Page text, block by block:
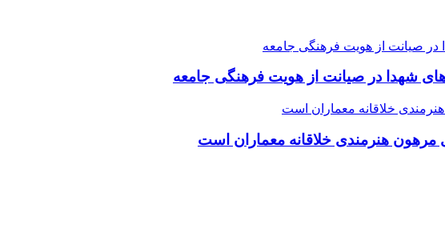
شهدا در صیانت از هویت فرهنگی جامعه
هنرمندی خلاقانه معماران است